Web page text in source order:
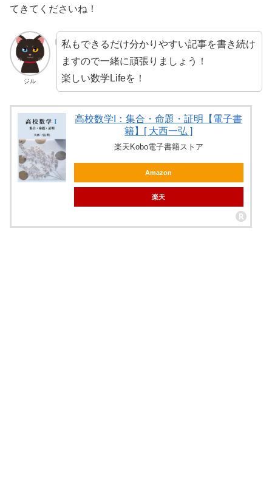
てきてくださいね！
ジル
私もできるだけ分かりやすい記事を書き続け
ますので一緒に頑張りましょう！
楽しい数学Lifeを！
高校数学I：集合・命題・証明【電子書
籍】[ 大西一弘 ]
楽天Kobo電子書籍ストア
Amazon
楽天